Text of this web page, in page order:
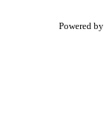
Powered by